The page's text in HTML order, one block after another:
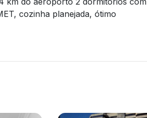
cozinha planejada, ótimo